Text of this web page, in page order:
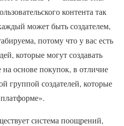
контента так
может быть создателем,
потому что у вас есть
которые могут создавать
основе покупок, в отличие
группой создателей, которые
система поощрений,